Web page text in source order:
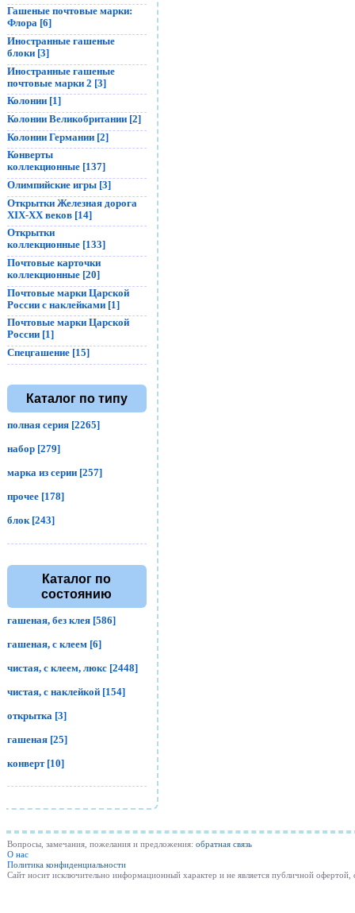
Гашеные почтовые марки:
Флора [6]
Иностранные гашеные
блоки [3]
Иностранные гашеные
почтовые марки 2 [3]
Колонии [1]
Колонии Великобритании [2]
Колонии Германии [2]
Конверты
коллекционные [137]
Олимпийские игры [3]
Открытки Железная дорога
XIX-XX веков [14]
Открытки
коллекционные [133]
Почтовые карточки
коллекционные [20]
Почтовые марки Царской
России с наклейками [1]
Почтовые марки Царской
России [1]
Спецгашение [15]
Каталог по типу
полная серия [2265]
набор [279]
марка из серии [257]
прочее [178]
блок [243]
Каталог по
состоянию
гашеная, без клея [586]
гашеная, с клеем [6]
чистая, с клеем, люкс [2448]
чистая, с наклейкой [154]
открытка [3]
гашеная [25]
конверт [10]
Вопросы, замечания, пожелания и предложения: обратная связь
О нас
Политика конфиденциальности
Cайт носит исключительно информационный характер и не является публичной